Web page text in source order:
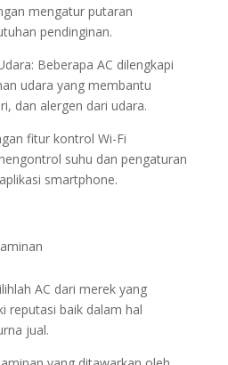
mengatur putaran
pendinginan.
Beberapa AC dilengkapi
udara yang membantu
dan alergen dari udara.
fitur kontrol Wi-Fi
suhu dan pengaturan
smartphone.
AC dari merek yang
reputasi baik dalam hal
jual.